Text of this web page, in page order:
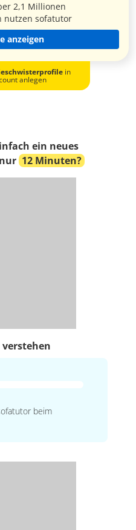
2,1 Millionen
nutzen sofatutor
anzeigen
in
anlegen
ein neues
12 Minuten?
beim